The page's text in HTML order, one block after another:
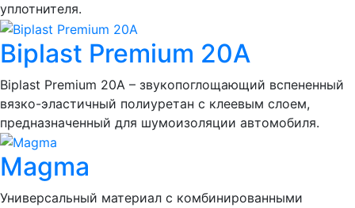
уплотнителя.
Biplast Premium 20A
Biplast Premium 20A – звукопоглощающий вспененный
вязко-эластичный полиуретан с клеевым слоем,
предназначенный для шумоизоляции автомобиля.
Magma
Универсальный материал с комбинированными